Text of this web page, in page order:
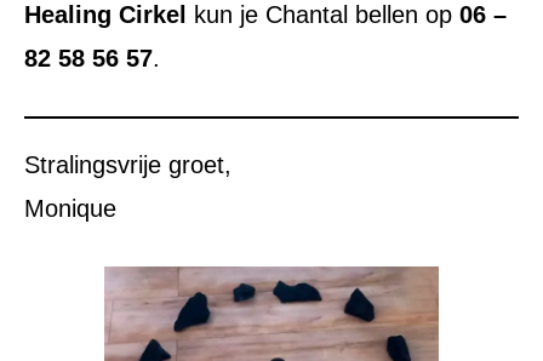
Healing Cirkel
kun je Chantal bellen op 06 –
82 58 56 57.
Stralingsvrije groet,
Monique